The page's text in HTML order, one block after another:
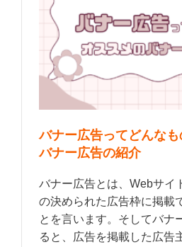
バナー広告ってどんな
バナー広告の紹介
バナー広告とは、Webサイ
の決められた広告枠に掲載
とを言います。そしてバナ
ると、広告を掲載した広告